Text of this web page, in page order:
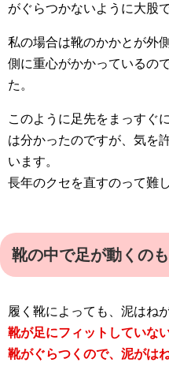
がぐらつかないように大股
私の場合は靴のかかとが外
側に重心がかかっているの
た。
このように足先をまっすぐ
は分かったのですが、気を
います。
長年のクセを直すのって難
靴の中で足が動くの
履く靴によっても、泥はね
靴が足にフィットしていな
靴がぐらつくので、泥がは